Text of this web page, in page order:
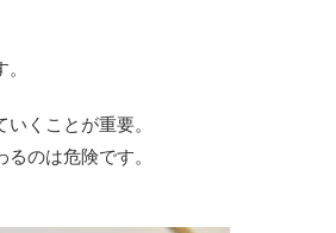
くことが重要。
のは危険です。